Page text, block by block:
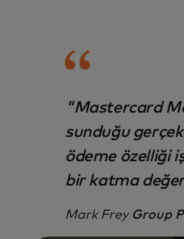
"Mastercard
sunduğu gerçek
ödeme özelliği
bir katma
Mark Frey Group